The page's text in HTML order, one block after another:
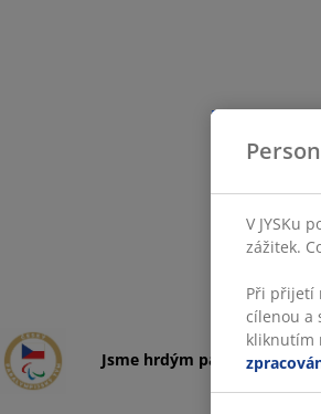
Jsme hrdým partnerem
V JYSKu
zážitek.
Při přijetí
cílenou a
kliknutím